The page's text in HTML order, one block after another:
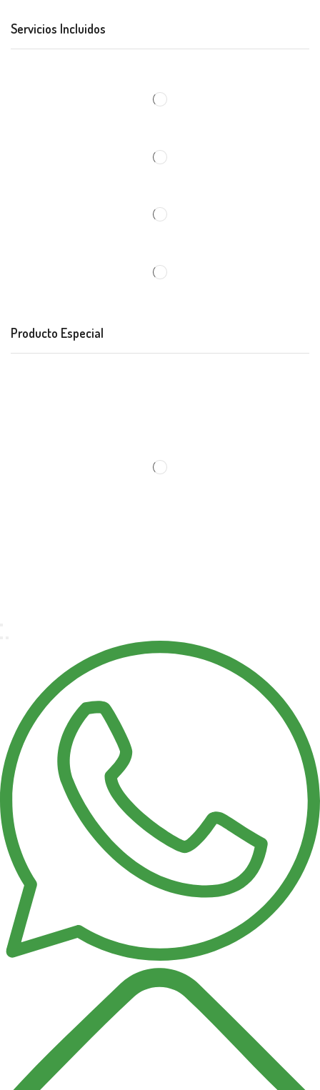
Servicios Incluidos
Producto Especial